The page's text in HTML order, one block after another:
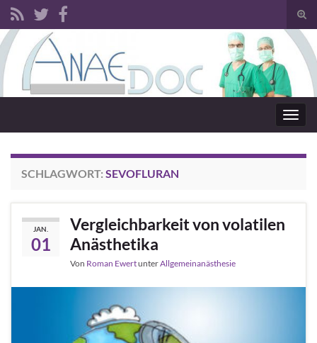
SCHLAGWORT: SEVOFLURAN
JAN.
01
Vergleichbarkeit von volatilen
Anästhetika
Von Roman EwertunterAllgemeinanästhesie